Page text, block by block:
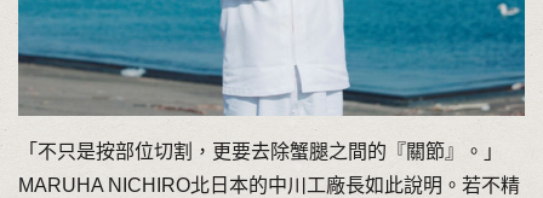
「不只是按部位切割，更要去除蟹腿之間的『關節』。」
MARUHA NICHIRO北日本的中川工廠長如此說明。若不精